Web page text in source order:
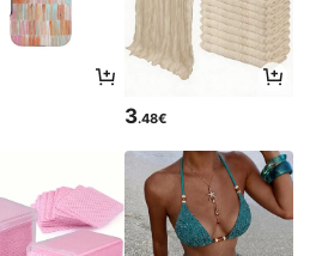
3.48€